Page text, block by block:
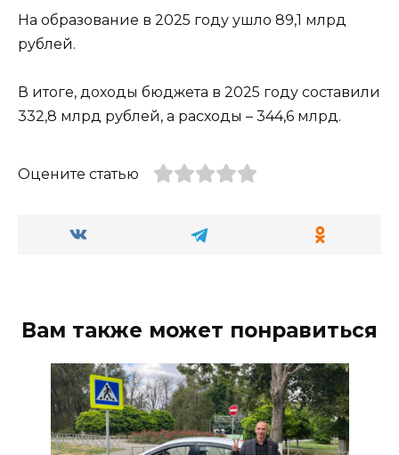
На образование в 2025 году ушло 89,1 млрд
рублей.
В итоге, доходы бюджета в 2025 году составили
332,8 млрд рублей, а расходы – 344,6 млрд.
Оцените статью
Вам также может понравиться